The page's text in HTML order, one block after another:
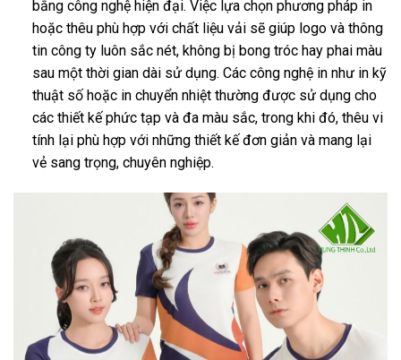
bằng công nghệ hiện đại. Việc lựa chọn phương pháp in
hoặc thêu phù hợp với chất liệu vải sẽ giúp logo và thông
tin công ty luôn sắc nét, không bị bong tróc hay phai màu
sau một thời gian dài sử dụng. Các công nghệ in như in kỹ
thuật số hoặc in chuyển nhiệt thường được sử dụng cho
các thiết kế phức tạp và đa màu sắc, trong khi đó, thêu vi
tính lại phù hợp với những thiết kế đơn giản và mang lại
vẻ sang trọng, chuyên nghiệp.